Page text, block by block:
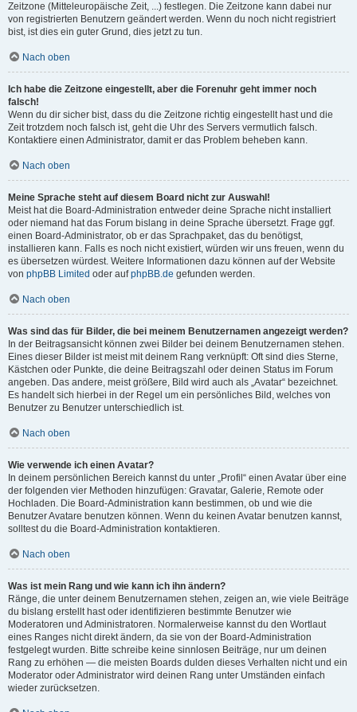
Zeitzone (Mitteleuropäische Zeit, ...) festlegen. Die Zeitzone kann dabei nur
von registrierten Benutzern geändert werden. Wenn du noch nicht registriert
bist, ist dies ein guter Grund, dies jetzt zu tun.
Nach oben
Ich habe die Zeitzone eingestellt, aber die Forenuhr geht immer noch
falsch!
Wenn du dir sicher bist, dass du die Zeitzone richtig eingestellt hast und die
Zeit trotzdem noch falsch ist, geht die Uhr des Servers vermutlich falsch.
Kontaktiere einen Administrator, damit er das Problem beheben kann.
Nach oben
Meine Sprache steht auf diesem Board nicht zur Auswahl!
Meist hat die Board-Administration entweder deine Sprache nicht installiert
oder niemand hat das Forum bislang in deine Sprache übersetzt. Frage ggf.
einen Board-Administrator, ob er das Sprachpaket, das du benötigst,
installieren kann. Falls es noch nicht existiert, würden wir uns freuen, wenn du
es übersetzen würdest. Weitere Informationen dazu können auf der Website
von phpBB Limited oder aufphpBB.de gefunden werden.
Nach oben
Was sind das für Bilder, die bei meinem Benutzernamen angezeigt werden?
In der Beitragsansicht können zwei Bilder bei deinem Benutzernamen stehen.
Eines dieser Bilder ist meist mit deinem Rang verknüpft: Oft sind dies Sterne,
Kästchen oder Punkte, die deine Beitragszahl oder deinen Status im Forum
angeben. Das andere, meist größere, Bild wird auch als „Avatar“ bezeichnet.
Es handelt sich hierbei in der Regel um ein persönliches Bild, welches von
Benutzer zu Benutzer unterschiedlich ist.
Nach oben
Wie verwende ich einen Avatar?
In deinem persönlichen Bereich kannst du unter „Profil“ einen Avatar über eine
der folgenden vier Methoden hinzufügen: Gravatar, Galerie, Remote oder
Hochladen. Die Board-Administration kann bestimmen, ob und wie die
Benutzer Avatare benutzen können. Wenn du keinen Avatar benutzen kannst,
solltest du die Board-Administration kontaktieren.
Nach oben
Was ist mein Rang und wie kann ich ihn ändern?
Ränge, die unter deinem Benutzernamen stehen, zeigen an, wie viele Beiträge
du bislang erstellt hast oder identifizieren bestimmte Benutzer wie
Moderatoren und Administratoren. Normalerweise kannst du den Wortlaut
eines Ranges nicht direkt ändern, da sie von der Board-Administration
festgelegt wurden. Bitte schreibe keine sinnlosen Beiträge, nur um deinen
Rang zu erhöhen — die meisten Boards dulden dieses Verhalten nicht und ein
Moderator oder Administrator wird deinen Rang unter Umständen einfach
wieder zurücksetzen.